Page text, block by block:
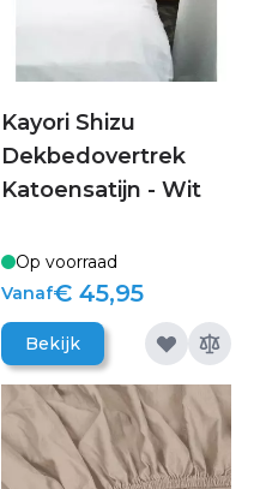
Kayori Shizu
Dekbedovertrek
Katoensatijn - Wit
Op voorraad
Vanaf€ 45,95
Bekijk